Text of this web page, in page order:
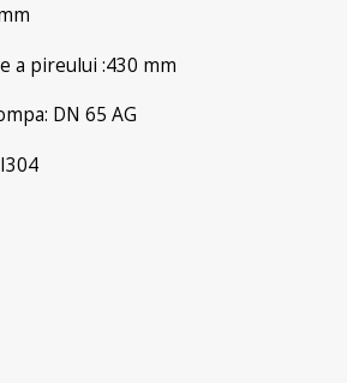
a pireului :430 mm
DN 65 AG